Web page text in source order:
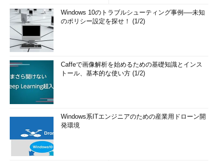
Windows 10のトラブルシューティング事例──未知
のポリシー設定を探せ！ (1/2)
Caffeで画像解析を始めるための基礎知識とインス
トール、基本的な使い方 (1/2)
Windows系ITエンジニアのための産業用ドローン開
発環境